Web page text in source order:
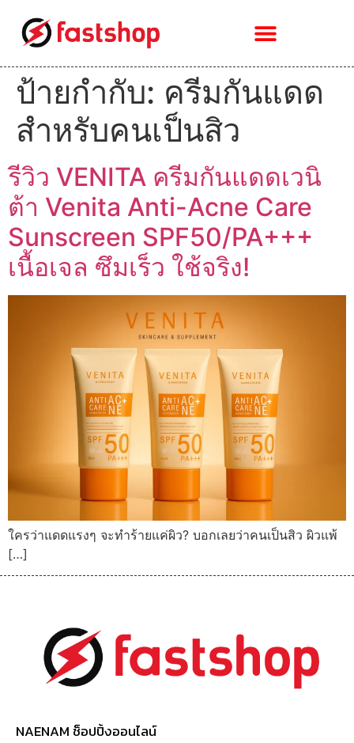
ป้ายกำกับ: ครีมกันแดด
สำหรับคนเป็นสิว
รีวิว VENITA ครีมกันแดดเวนิ
ต้า Venita Anti-Acne Care
Sunscreen SPF50/PA+++
เนื้อเจล ซึมเร็ว ใช้จริง!
ใครว่าแดดแรงๆ จะทำร้ายแค่ผิว? บอกเลยว่าคนเป็นสิว ผิวแพ้
[…]
NAENAM ช็อปปิ้งออนไลน์